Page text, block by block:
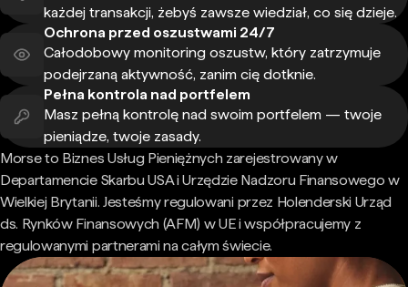
każdej transakcji, żebyś zawsze wiedział, co się dzieje.
Ochrona przed oszustwami 24/7
Całodobowy monitoring oszustw, który zatrzymuje
podejrzaną aktywność, zanim cię dotknie.
Pełna kontrola nad portfelem
Masz pełną kontrolę nad swoim portfelem — twoje
pieniądze, twoje zasady.
Morse to Biznes Usług Pieniężnych zarejestrowany w
Departamencie Skarbu USA i Urzędzie Nadzoru Finansowego w
Wielkiej Brytanii. Jesteśmy regulowani przez Holenderski Urząd
ds. Rynków Finansowych (AFM) w UE i współpracujemy z
regulowanymi partnerami na całym świecie.